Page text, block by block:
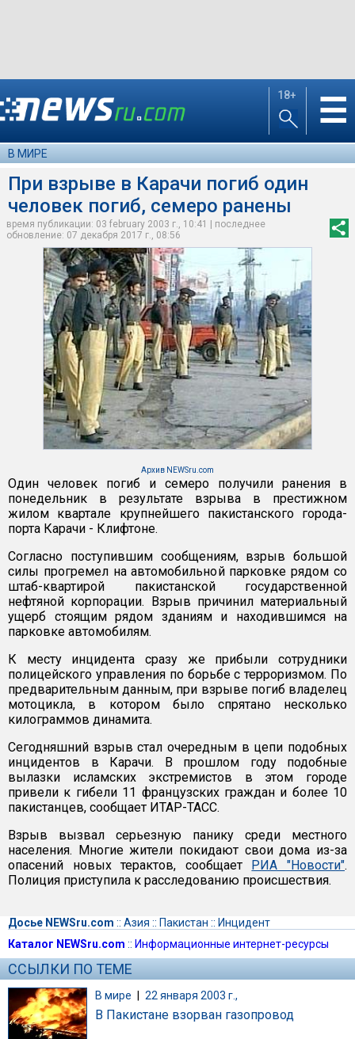
18+ ☰
В МИРЕ
При взрыве в Карачи погиб один
человек погиб, семеро ранены
время публикации: 03 february 2003 г., 10:41 | последнее
обновление: 07 декабря 2017 г., 08:56
Архив NEWSru.com
Один человек погиб и семеро получили ранения в
понедельник в результате взрыва в престижном
жилом квартале крупнейшего пакистанского города-
порта Карачи - Клифтоне.
Согласно поступившим сообщениям, взрыв большой
силы прогремел на автомобильной парковке рядом со
штаб-квартирой пакистанской государственной
нефтяной корпорации. Взрыв причинил материальный
ущерб стоящим рядом зданиям и находившимся на
парковке автомобилям.
К месту инцидента сразу же прибыли сотрудники
полицейского управления по борьбе с терроризмом. По
предварительным данным, при взрыве погиб владелец
мотоцикла, в котором было спрятано несколько
килограммов динамита.
Сегодняшний взрыв стал очередным в цепи подобных
инцидентов в Карачи. В прошлом году подобные
вылазки исламских экстремистов в этом городе
привели к гибели 11 французских граждан и более 10
пакистанцев, сообщает ИТАР-ТАСС.
Взрыв вызвал серьезную панику среди местного
населения. Многие жители покидают свои дома из-за
опасений новых терактов, сообщает РИА "Новости".
Полиция приступила к расследованию происшествия.
Досье NEWSru.com :: Азия :: Пакистан :: Инцидент
Каталог NEWSru.com :: Информационные интернет-ресурсы
ССЫЛКИ ПО ТЕМЕ
В мире | 22 января 2003 г.,
В Пакистане взорван газопровод